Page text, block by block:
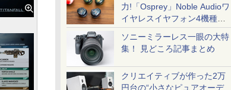
力!「Osprey」Noble Audioワ
イヤレスイヤフォン4機種を
一気に聴く
ソニーミラーレス一眼の大特
集！ 見どころ記事まとめ
クリエイティブが作った2万
円台の“小さなピュアオーデ